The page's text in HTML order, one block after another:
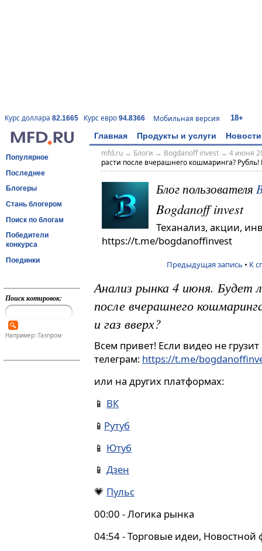
Курс доллара 82.1665 Курс евро 94.8366 Мобильная версия 18+
Главная Продукты и услуги Новости
Популярное
Последнее
Блогеры
Стань блогером
Поиск по блогам
Победители
конкурса
Поединки
Поиск котировок:
Например: Газпром
mfd.ru→ Блоги → Bogdanoff invest→ 4 июня
расти после вчерашнего кошмаринга? Рубль!
Блог пользователя
Bogdanoff invest
Теханализ, акции,
https://t.me/bogdanoffinvest
Предыдущая запись • К
Анализ рынка 4 июня. Будет
после вчерашнего
и газ вверх?
Всем привет! Если видео не
телеграм: https://t.me/
или на других платформах:
📱 ВК
📱 Рутуб
📱 Ютуб
📱 Дзен
💗 Пульс
00:00 - Логика рынка
04:54 - Торговые идеи, Новостной